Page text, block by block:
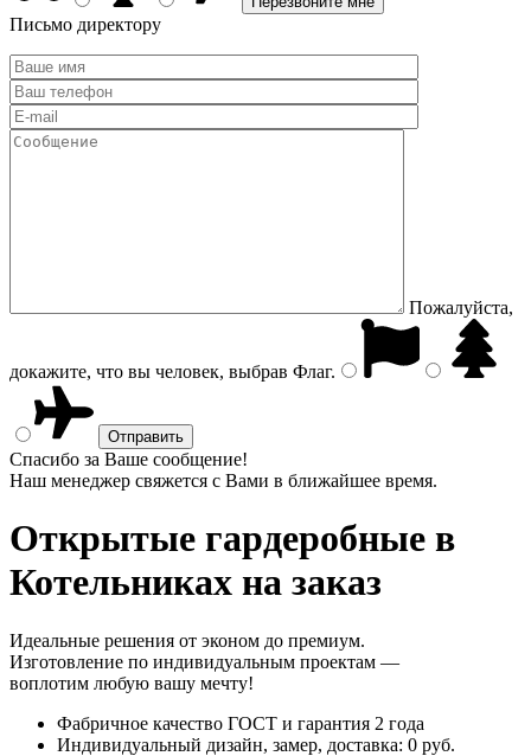
Письмо директору
Пожалуйста,
докажите, что вы человек, выбрав Флаг.
Спасибо за Ваше сообщение!
Наш менеджер свяжется с Вами в ближайшее время.
Открытые гардеробные в
Котельниках на заказ
Идеальные решения от эконом до премиум.
Изготовление по индивидуальным проектам —
воплотим любую вашу мечту!
Фабричное качество ГОСТ и гарантия 2 года
Индивидуальный дизайн, замер, доставка: 0 руб.